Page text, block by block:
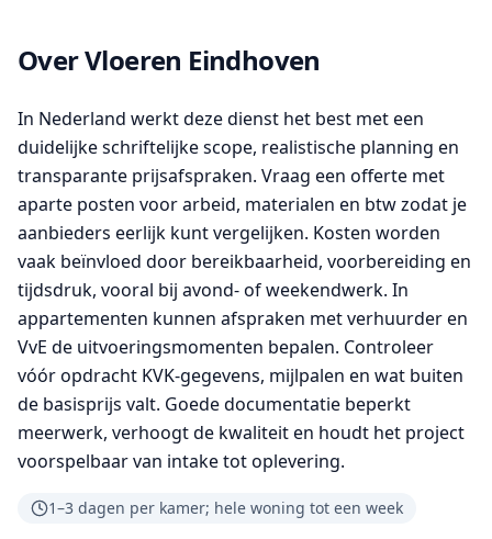
Over Vloeren Eindhoven
In Nederland werkt deze dienst het best met een
duidelijke schriftelijke scope, realistische planning en
transparante prijsafspraken. Vraag een offerte met
aparte posten voor arbeid, materialen en btw zodat je
aanbieders eerlijk kunt vergelijken. Kosten worden
vaak beïnvloed door bereikbaarheid, voorbereiding en
tijdsdruk, vooral bij avond- of weekendwerk. In
appartementen kunnen afspraken met verhuurder en
VvE de uitvoeringsmomenten bepalen. Controleer
vóór opdracht KVK-gegevens, mijlpalen en wat buiten
de basisprijs valt. Goede documentatie beperkt
meerwerk, verhoogt de kwaliteit en houdt het project
voorspelbaar van intake tot oplevering.
1–3 dagen per kamer; hele woning tot een week